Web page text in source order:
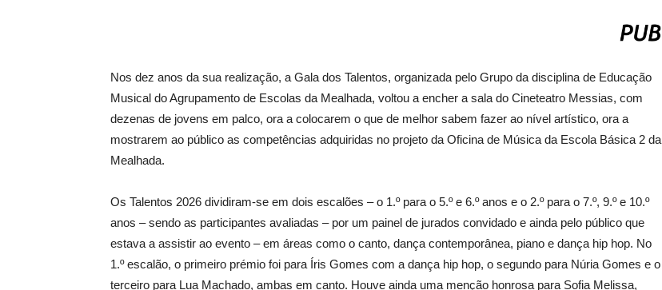
Nos dez anos da sua realização, a Gala dos Talentos, organizada pelo Grupo da disciplina de Educação
Musical do Agrupamento de Escolas da Mealhada, voltou a encher a sala do Cineteatro Messias, com
dezenas de jovens em palco, ora a colocarem o que de melhor sabem fazer ao nível artístico, ora a
mostrarem ao público as competências adquiridas no projeto da Oficina de Música da Escola Básica 2 da
Mealhada.
Os Talentos 2026 dividiram-se em dois escalões – o 1.º para o 5.º e 6.º anos e o 2.º para o 7.º, 9.º e 10.º
anos – sendo as participantes avaliadas – por um painel de jurados convidado e ainda pelo público que
estava a assistir ao evento – em áreas como o canto, dança contemporânea, piano e dança hip hop. No
1.º escalão, o primeiro prémio foi para Íris Gomes com a dança hip hop, o segundo para Núria Gomes e o
terceiro para Lua Machado, ambas em canto. Houve ainda uma menção honrosa para Sofia Melissa,